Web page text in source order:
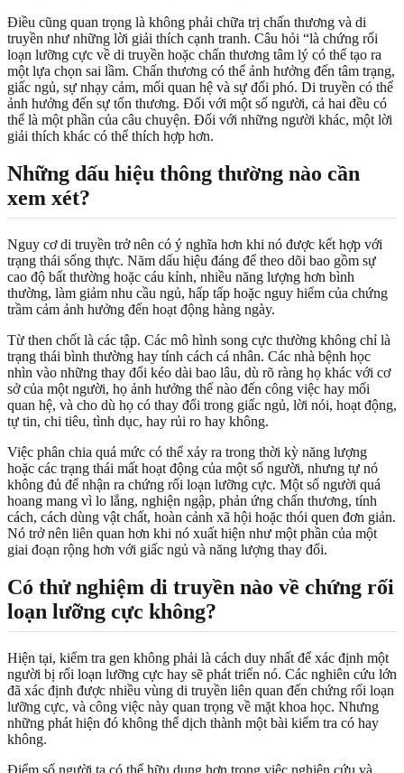
Điều cũng quan trọng là không phải chữa trị chấn thương và di
truyền như những lời giải thích cạnh tranh. Câu hỏi “là chứng rối
loạn lưỡng cực về di truyền hoặc chấn thương tâm lý có thể tạo ra
một lựa chọn sai lầm. Chấn thương có thể ảnh hưởng đến tâm trạng,
giấc ngủ, sự nhạy cảm, mối quan hệ và sự đối phó. Di truyền có thể
ảnh hưởng đến sự tổn thương. Đối với một số người, cả hai đều có
thể là một phần của câu chuyện. Đối với những người khác, một lời
giải thích khác có thể thích hợp hơn.
Những dấu hiệu thông thường nào cần
xem xét?
Nguy cơ di truyền trở nên có ý nghĩa hơn khi nó được kết hợp với
trạng thái sống thực. Năm dấu hiệu đáng để theo dõi bao gồm sự
cao độ bất thường hoặc cáu kỉnh, nhiều năng lượng hơn bình
thường, làm giảm nhu cầu ngủ, hấp tấp hoặc nguy hiểm của chứng
trầm cảm ảnh hưởng đến hoạt động hàng ngày.
Từ then chốt là các tập. Các mô hình song cực thường không chỉ là
trạng thái bình thường hay tính cách cá nhân. Các nhà bệnh học
nhìn vào những thay đổi kéo dài bao lâu, dù rõ ràng họ khác với cơ
sở của một người, họ ảnh hưởng thế nào đến công việc hay mối
quan hệ, và cho dù họ có thay đổi trong giấc ngủ, lời nói, hoạt động,
tự tin, chi tiêu, tình dục, hay rủi ro hay không.
Việc phân chia quá mức có thể xảy ra trong thời kỳ năng lượng
hoặc các trạng thái mất hoạt động của một số người, nhưng tự nó
không đủ để nhận ra chứng rối loạn lưỡng cực. Một số người quá
hoang mang vì lo lắng, nghiện ngập, phản ứng chấn thương, tính
cách, cách dùng vật chất, hoàn cảnh xã hội hoặc thói quen đơn giản.
Nó trở nên liên quan hơn khi nó xuất hiện như một phần của một
giai đoạn rộng hơn với giấc ngủ và năng lượng thay đổi.
Có thử nghiệm di truyền nào về chứng rối
loạn lưỡng cực không?
Hiện tại, kiểm tra gen không phải là cách duy nhất để xác định một
người bị rối loạn lưỡng cực hay sẽ phát triển nó. Các nghiên cứu lớn
đã xác định được nhiều vùng di truyền liên quan đến chứng rối loạn
lưỡng cực, và công việc này quan trọng về mặt khoa học. Nhưng
những phát hiện đó không thể dịch thành một bài kiểm tra có hay
không.
Điểm số người ta có thể hữu dụng hơn trong việc nghiên cứu và